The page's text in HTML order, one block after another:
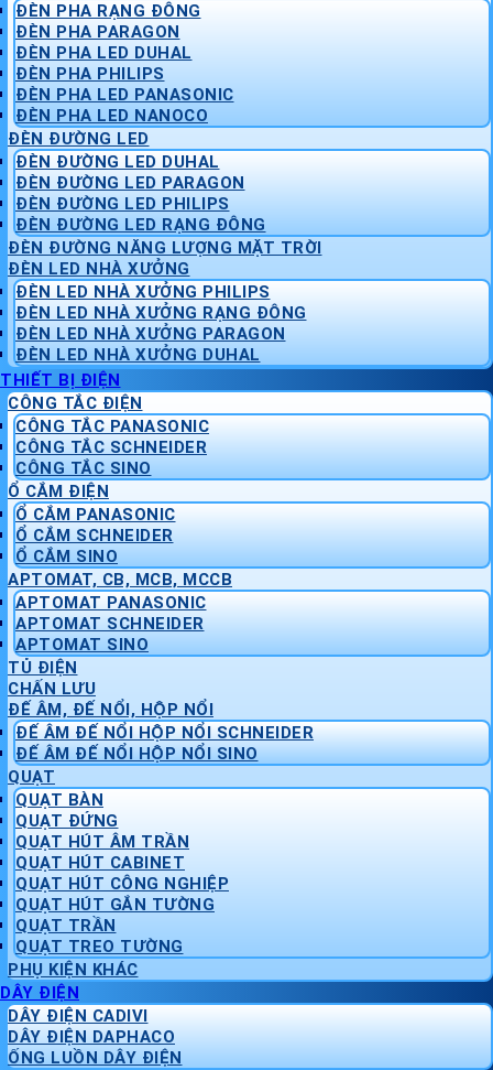
ĐÈN PHA RẠNG ĐÔNG
ĐÈN PHA PARAGON
ĐÈN PHA LED DUHAL
ĐÈN PHA PHILIPS
ĐÈN PHA LED PANASONIC
ĐÈN PHA LED NANOCO
ĐÈN ĐƯỜNG LED
ĐÈN ĐƯỜNG LED DUHAL
ĐÈN ĐƯỜNG LED PARAGON
ĐÈN ĐƯỜNG LED PHILIPS
ĐÈN ĐƯỜNG LED RẠNG ĐÔNG
ĐÈN ĐƯỜNG NĂNG LƯỢNG MẶT TRỜI
ĐÈN LED NHÀ XƯỞNG
ĐÈN LED NHÀ XƯỞNG PHILIPS
ĐÈN LED NHÀ XƯỞNG RẠNG ĐÔNG
ĐÈN LED NHÀ XƯỞNG PARAGON
ĐÈN LED NHÀ XƯỞNG DUHAL
THIẾT BỊ ĐIỆN
CÔNG TẮC ĐIỆN
CÔNG TẮC PANASONIC
CÔNG TẮC SCHNEIDER
CÔNG TẮC SINO
Ổ CẮM ĐIỆN
Ổ CẮM PANASONIC
Ổ CẮM SCHNEIDER
Ổ CẮM SINO
APTOMAT, CB, MCB, MCCB
APTOMAT PANASONIC
APTOMAT SCHNEIDER
APTOMAT SINO
TỦ ĐIỆN
CHẤN LƯU
ĐẾ ÂM, ĐẾ NỔI, HỘP NỔI
ĐẾ ÂM ĐẾ NỔI HỘP NỔI SCHNEIDER
ĐẾ ÂM ĐẾ NỔI HỘP NỔI SINO
QUẠT
QUẠT BÀN
QUẠT ĐỨNG
QUẠT HÚT ÂM TRẦN
QUẠT HÚT CABINET
QUẠT HÚT CÔNG NGHIỆP
QUẠT HÚT GẮN TƯỜNG
QUẠT TRẦN
QUẠT TREO TƯỜNG
PHỤ KIỆN KHÁC
DÂY ĐIỆN
DÂY ĐIỆN CADIVI
DÂY ĐIỆN DAPHACO
ỐNG LUỒN DÂY ĐIỆN